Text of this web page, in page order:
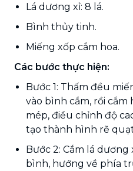
Lá dương xỉ: 8 lá.
Bình thủy tinh.
Miếng xốp cắm hoa.
Các bước thực hiện:
Bước 1: Thấm đều
vào bình cắm, rồi cắm
mép, điều chỉnh độ
tạo thành hình rẽ
Bước 2: Cắm lá
bình, hướng về phía